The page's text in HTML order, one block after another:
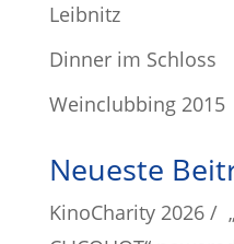
Leibnitz
Dinner im Schloss
Weinclubbing 2015
Neueste
KinoCharity 2026 /